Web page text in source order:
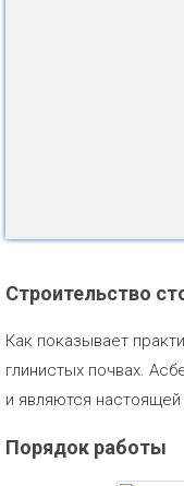
Строительство
Как показывает
глинистых почвах.
и являются
Порядок работы